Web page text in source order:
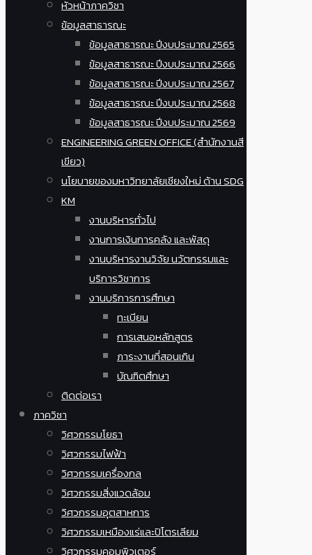
หัวหน้าภาควิชา
ข้อมูลสาธารณะ
ข้อมูลสาธารณะ ปีงบประมาณ 2565
ข้อมูลสาธารณะ ปีงบประมาณ 2566
ข้อมูลสาธารณะ ปีงบประมาณ 2567
ข้อมูลสาธารณะ ปีงบประมาณ 2568
ข้อมูลสาธารณะ ปีงบประมาณ 2569
ENGINEERING GREEN OFFICE (สำนักงานสี
เขียว)
นโยบายของมหาวิทยาลัยเชียงใหม่ ด้าน SDG
KM
งานบริหารทั่วไป
งานการเงินการคลัง และพัสดุ
งานบริหารงานวิจัย นวัตกรรมและ
บริการวิชาการ
งานบริการการศึกษา
ทะเบียน
การเสนอหลักสูตร
ภาระงานที่สอนเกิน
บัณฑิตศึกษา
ติดต่อเรา
ภาควิชา
วิศวกรรมโยธา
วิศวกรรมไฟฟ้า
วิศวกรรมเครื่องกล
วิศวกรรมสิ่งแวดล้อม
วิศวกรรมอุตสาหการ
วิศวกรรมเหมืองแร่และปิโตรเลียม
วิศวกรรมคอมพิวเตอร์